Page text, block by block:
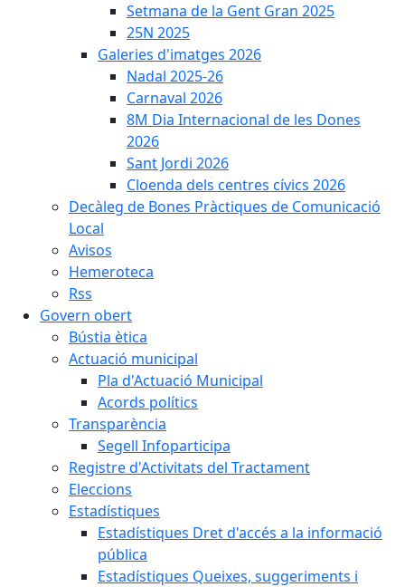
Setmana de la Gent Gran 2025
25N 2025
Galeries d'imatges 2026
Nadal 2025-26
Carnaval 2026
8M Dia Internacional de les Dones
2026
Sant Jordi 2026
Cloenda dels centres cívics 2026
Decàleg de Bones Pràctiques de Comunicació
Local
Avisos
Hemeroteca
Rss
Govern obert
Bústia ètica
Actuació municipal
Pla d'Actuació Municipal
Acords polítics
Transparència
Segell Infoparticipa
Registre d'Activitats del Tractament
Eleccions
Estadístiques
Estadístiques Dret d'accés a la informació
pública
Estadístiques Queixes, suggeriments i